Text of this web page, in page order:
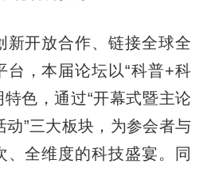
开放合作、链接全球全
台，本届论坛以“科普+科
色，通过“开幕式暨主论
”三大板块，为参会者与
、全维度的科技盛宴。同